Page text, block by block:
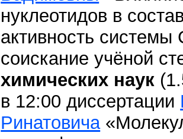
нуклеотидов в
активность
соискание учёной
химических наук
в 12:00 диссертации
Ринатовича